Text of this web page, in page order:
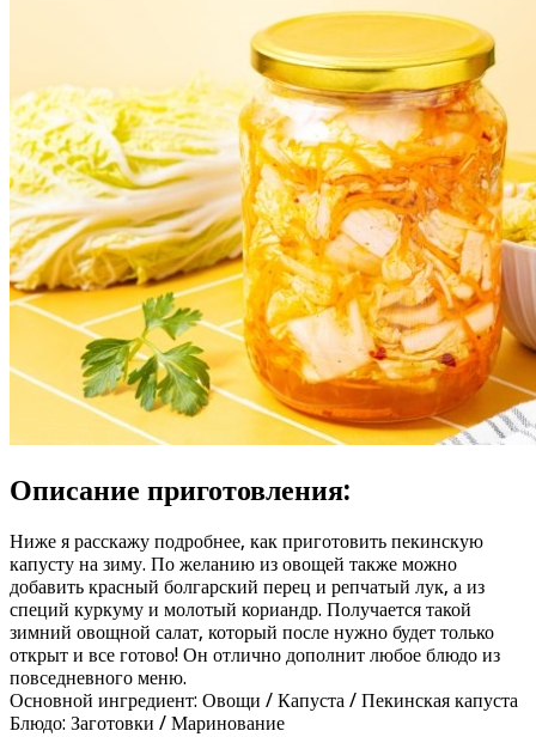
Описание приготовления:
Ниже я расскажу подробнее, как приготовить пекинскую
капусту на зиму. По желанию из овощей также можно
добавить красный болгарский перец и репчатый лук, а из
специй куркуму и молотый кориандр. Получается такой
зимний овощной салат, который после нужно будет только
открыт и все готово! Он отлично дополнит любое блюдо из
повседневного меню.
Основной ингредиент: Овощи / Капуста / Пекинская капуста
Блюдо: Заготовки / Маринование